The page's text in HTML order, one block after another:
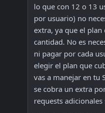
lo que con 12 o 13
por usuario) no
extra, ya que el
cantidad. No es
ni pagar por cada
elegir el plan que
vas a manejar en tu
se cobra un extra
requests